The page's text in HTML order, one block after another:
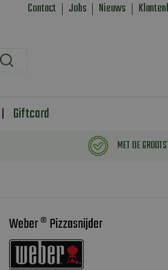
MET DE
Contact Jobs Nieuws
Giftcard
Weber ® Pizzasnijder